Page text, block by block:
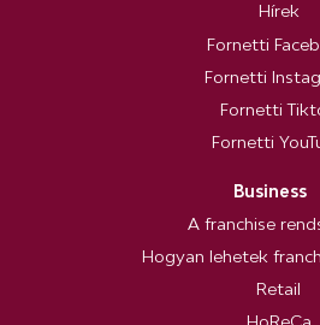
Hírek
Fornetti
Fornetti
Fornetti
Fornetti
Business
A franchise
Hogyan lehetek
Retail